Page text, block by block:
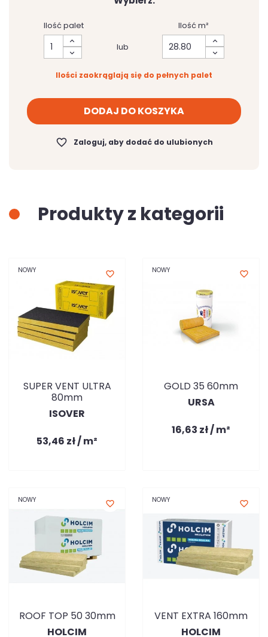
Ilość palet
lub
Ilość m²
Ilości zaokrąglają się do pełnych palet
DODAJ DO KOSZYKA
favorite_border Zaloguj, aby dodać do ulubionych
Produkty z kategorii
NOWY favorite_border
SUPER VENT ULTRA
80mm
ISOVER
53,46 zł / m²
NOWY favorite_border
GOLD 35 60mm
URSA
16,63 zł / m²
NOWY favorite_border
ROOF TOP 50 30mm
HOLCIM
NOWY favorite_border
VENT EXTRA 160mm
HOLCIM